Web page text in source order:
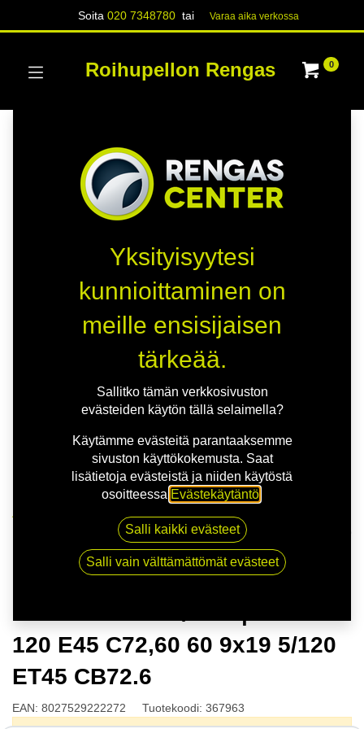
Soita020 7348780 tai Varaa aika verk​​​​ossa
Roihupellon Rengas 0
MSW 75 M.GUN/POL | 9X19 5-120 E45 C72,60 60 9x19
5/120 ET45 CB72.6
120 E45 C72,60 60 9x19 5/120
ET45 CB72.6
EAN: 8027529222272 Tuotekoodi: 367963
Yksityisyytesi
kunnioittaminen on
meille ensisijaisen
tärkeää.
Sallitko tämän verkkosivuston
evästeiden käytön tällä selaimella?
Käytämme evästeitä parantaaksemme
sivuston käyttökokemusta. Saat
lisätietoja evästeistä ja niiden käytöstä
osoitteessa Evästekäytäntö
Salli kaikki evästeet
Salli vain välttämättömät evästeet